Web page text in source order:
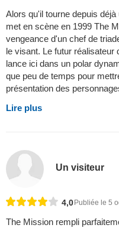
Alors qu'il tourne depuis
met en scène en 1999 The
vengeance d'un chef de
le visant. Le futur réalisateur
lance ici dans un polar
que peu de temps pour
présentation des
Lire plus
Un visiteur
4,0Publiée le 5
The Mission rempli